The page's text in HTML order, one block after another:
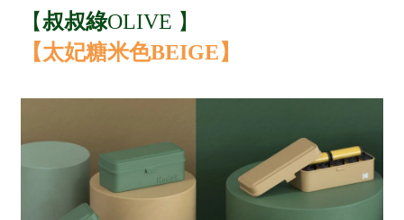
【叔叔綠OLIVE 】
【太妃糖米色BEIGE】